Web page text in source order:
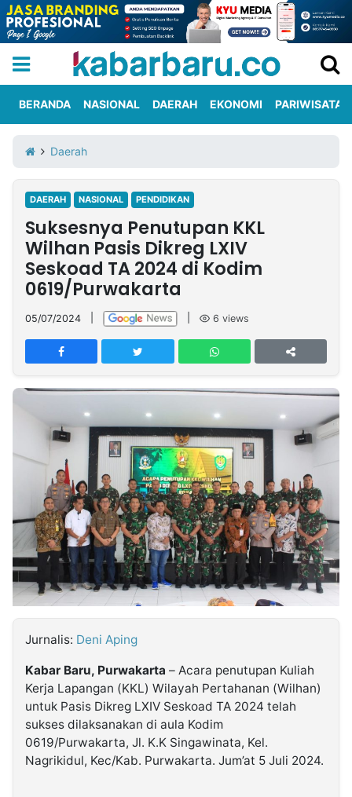
Iklan
Berita
Kami
Nasional
International
Olahraga
Entertainment
Daerah
Pariwisata
Kuliner
Kolom
Network
PT
TREETAN
MULTIMEDIA
INDONESIA
Partner
Insight
Suara
Lens
Daily
Jalan
Idealita
Kita
Radar
Seedbacklink
Follow
Kabarbaru
Kabarbaru.co
BERANDA NASIONAL DAERAH EKONOMI PARIWISATA
Daerah
DAERAH NASIONAL PENDIDIKAN
Suksesnya Penutupan KKL
Wilhan Pasis Dikreg LXIV
Seskoad TA 2024 di Kodim
0619/Purwakarta
05/07/2024 6 views
Jurnalis: Deni Aping
Kabar Baru, Purwakarta – Acara penutupan Kuliah
Kerja Lapangan (KKL) Wilayah Pertahanan (Wilhan)
untuk Pasis Dikreg LXIV Seskoad TA 2024 telah
sukses dilaksanakan di aula Kodim
0619/Purwakarta, Jl. K.K Singawinata, Kel.
Nagrikidul, Kec/Kab. Purwakarta. Jum’at 5 Juli 2024.